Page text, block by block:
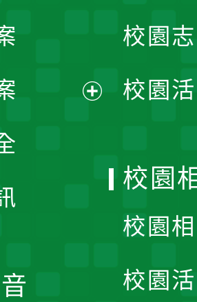
單
校園
校園
校園
校園
校園